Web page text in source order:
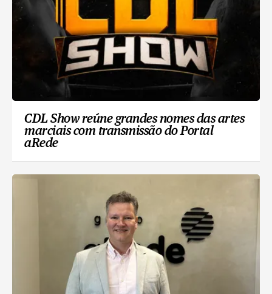
CDL Show reúne grandes nomes das artes
marciais com transmissão do Portal
aRede